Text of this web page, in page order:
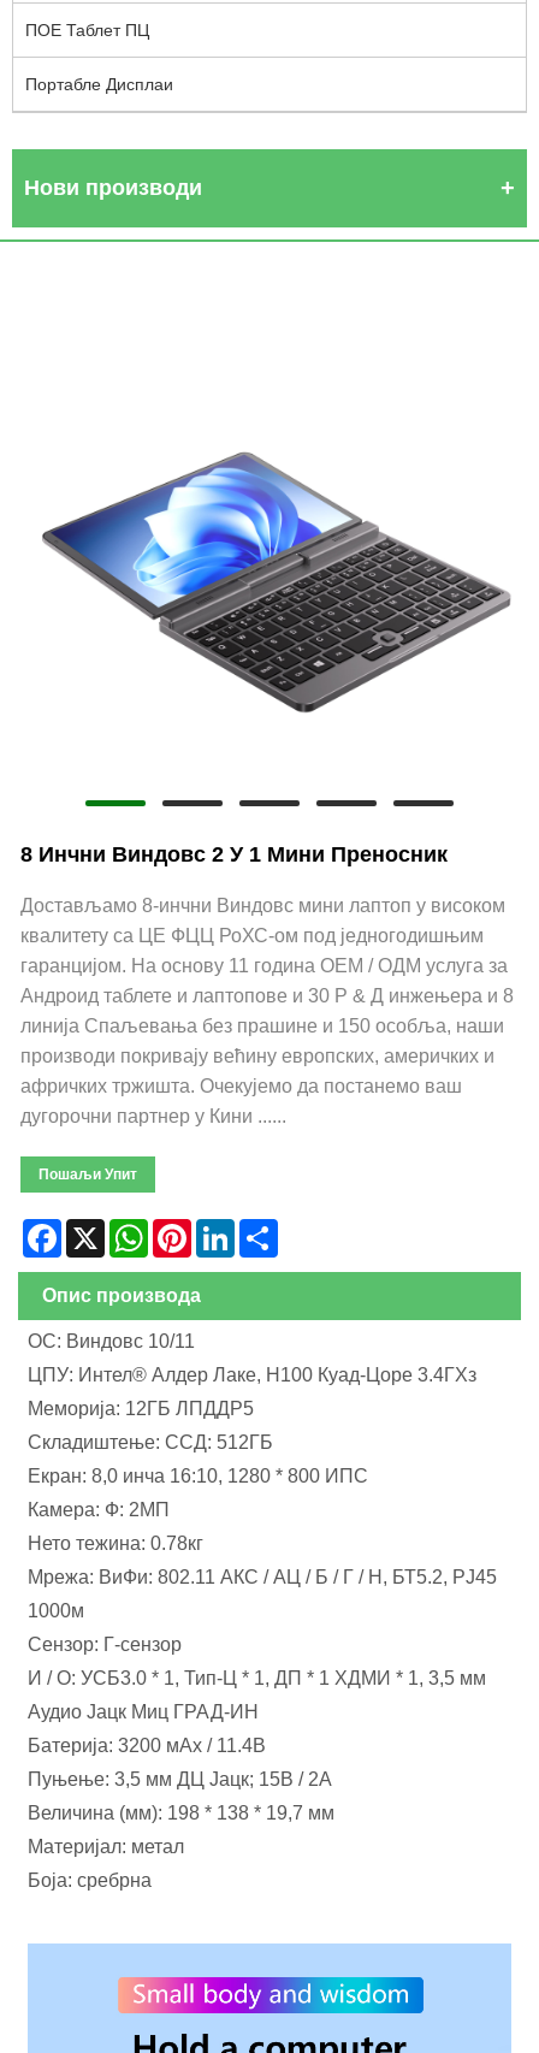
ПОЕ Таблет ПЦ
Портабле Дисплаи
Нови производи
8 Инчни Виндовс 2 У 1 Мини Преносник
Достављамо 8-инчни Виндовс мини лаптоп у високом
квалитету са ЦЕ ФЦЦ РоХС-ом под једногодишњим
гаранцијом. На основу 11 година ОЕМ / ОДМ услуга за
Андроид таблете и лаптопове и 30 Р & Д инжењера и 8
линија Спаљевања без прашине и 150 особља, наши
производи покривају већину европских, америчких и
афричких тржишта. Очекујемо да постанемо ваш
дугорочни партнер у Кини ......
Пошаљи Упит
Facebook
X WhatsApp
PinterestLinkedIn
Опис производа
ОС: Виндовс 10/11
ЦПУ: Интел® Алдер Лаке, Н100 Куад-Цоре 3.4ГХз
Меморија: 12ГБ ЛПДДР5
Складиштење: ССД: 512ГБ
Екран: 8,0 инча 16:10, 1280 * 800 ИПС
Камера: Ф: 2МП
Нето тежина: 0.78кг
Мрежа: ВиФи: 802.11 АКС / АЦ / Б / Г / Н, БТ5.2, РЈ45
1000м
Сензор: Г-сензор
И / О: УСБ3.0 * 1, Тип-Ц * 1, ДП * 1 ХДМИ * 1, 3,5 мм
Аудио Јацк Миц ГРАД-ИН
Батерија: 3200 мАх / 11.4В
Пуњење: 3,5 мм ДЦ Јацк; 15В / 2А
Величина (мм): 198 * 138 * 19,7 мм
Материјал: метал
Боја: сребрна